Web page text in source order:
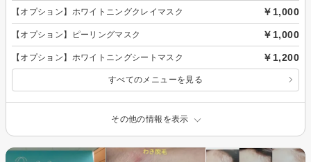
【オプション】ホワイトニングクレイマスク ￥1,000
【オプション】ピーリングマスク ￥1,000
【オプション】ホワイトニングシートマスク ￥1,200
すべてのメニューを見る
その他の情報を表示